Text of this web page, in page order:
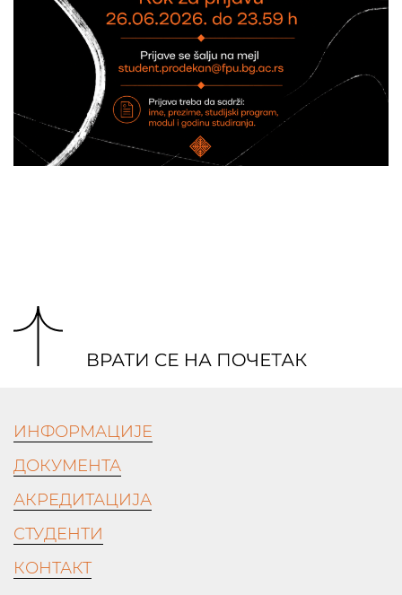
ИНФОРМАЦИЈЕ
ДОКУМЕНТА
АКРЕДИТАЦИЈА
СТУДЕНТИ
КОНТАКТ